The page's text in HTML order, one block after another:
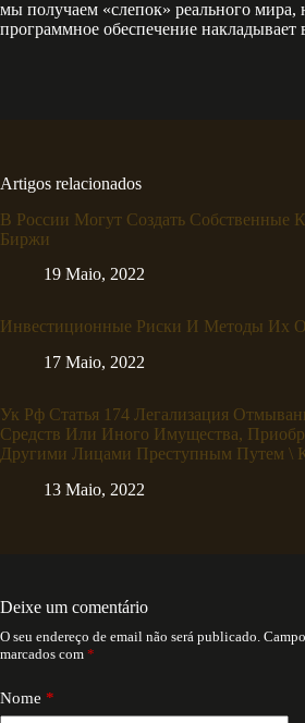
мы получаем «слепок» реального мира,
программное обеспечение накладывает
Artigos relacionados
В России Могут Создать Собственные
Биржи
19 Maio, 2022
Инвестиционные Риски И Методы Их
17 Maio, 2022
Ук Рф Статья 174 Легализация
Средств Или Иного Имущества,
Другими Лицами Преступным Путем \
13 Maio, 2022
Deixe um comentário
O seu endereço de email não será publicado.
marcados com *
Nome *